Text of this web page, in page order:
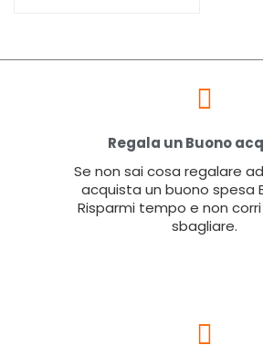
Regala un Buono
Se non sai cosa regalare
acquista un buono spesa
Risparmi tempo e non corri
sbagliare.